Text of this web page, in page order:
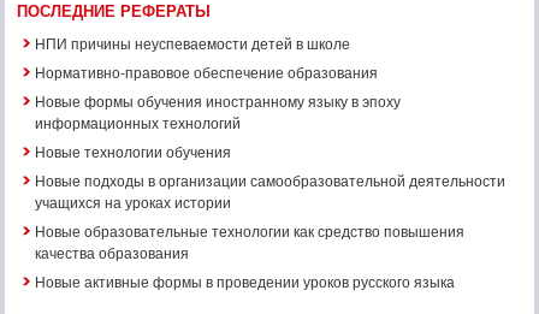
ПОСЛЕДНИЕ РЕФЕРАТЫ
НПИ причины неуспеваемости детей в школе
Нормативно-правовое обеспечение образования
Новые формы обучения иностранному языку в эпоху
информационных технологий
Новые технологии обучения
Новые подходы в организации самообразовательной деятельности
учащихся на уроках истории
Новые образовательные технологии как средство повышения
качества образования
Новые активные формы в проведении уроков русского языка